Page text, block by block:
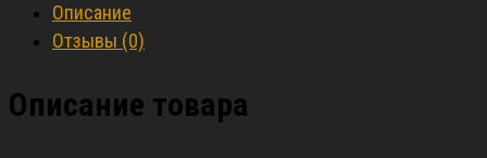
Описание
Отзывы (0)
Описание товара